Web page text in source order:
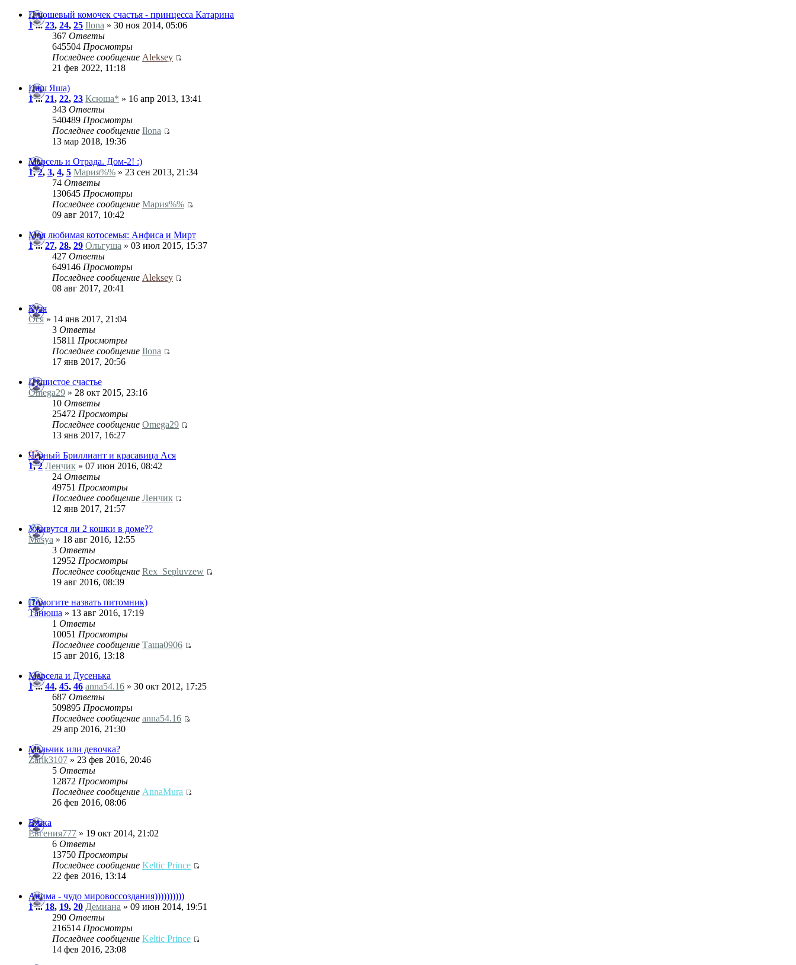
Плюшевый комочек счастья - принцесса Катарина
1...23, 24, 25 Ilona » 30 ноя 2014, 05:06
367 Ответы
645504 Просмотры
Последнее сообщение Aleksey
21 фев 2022, 11:18
Наш Яша)
1...21, 22, 23 Ксюша* » 16 апр 2013, 13:41
343 Ответы
540489 Просмотры
Последнее сообщение Ilona
13 мар 2018, 19:36
Марсель и Отрада. Дом-2! :)
1,2, 3, 4, 5 Мария%% » 23 сен 2013, 21:34
74 Ответы
130645 Просмотры
Последнее сообщение Мария%%
09 авг 2017, 10:42
Моя любимая котосемья: Анфиса и Мирт
1...27, 28, 29 Ольгуша » 03 июл 2015, 15:37
427 Ответы
649146 Просмотры
Последнее сообщение Aleksey
08 авг 2017, 20:41
Кузя
Ося » 14 янв 2017, 21:04
3 Ответы
15811 Просмотры
Последнее сообщение Ilona
17 янв 2017, 20:56
Пушистое счастье
Omega29 » 28 окт 2015, 23:16
10 Ответы
25472 Просмотры
Последнее сообщение Omega29
13 янв 2017, 16:27
Черный Бриллиант и красавица Ася
1,2 Ленчик » 07 июн 2016, 08:42
24 Ответы
49751 Просмотры
Последнее сообщение Ленчик
12 янв 2017, 21:57
Уживутся ли 2 кошки в доме??
Masya » 18 авг 2016, 12:55
3 Ответы
12952 Просмотры
Последнее сообщение Rex_Sepluvzew
19 авг 2016, 08:39
Помогите назвать питомник)
Танюша » 13 авг 2016, 17:19
1 Ответы
10051 Просмотры
Последнее сообщение Таша0906
15 авг 2016, 13:18
Марсела и Дусенька
1...44, 45, 46 anna54.16 » 30 окт 2012, 17:25
687 Ответы
509895 Просмотры
Последнее сообщение anna54.16
29 апр 2016, 21:30
Мальчик или девочка?
Zarik3107 » 23 фев 2016, 20:46
5 Ответы
12872 Просмотры
Последнее сообщение AnnaMura
26 фев 2016, 08:06
Вязка
Евгения777 » 19 окт 2014, 21:02
6 Ответы
13750 Просмотры
Последнее сообщение Keltic Prince
22 фев 2016, 13:14
Акима - чудо мировоссоздания))))))))))
1...18, 19, 20 Демиана » 09 июн 2014, 19:51
290 Ответы
216514 Просмотры
Последнее сообщение Keltic Prince
14 фев 2016, 23:08